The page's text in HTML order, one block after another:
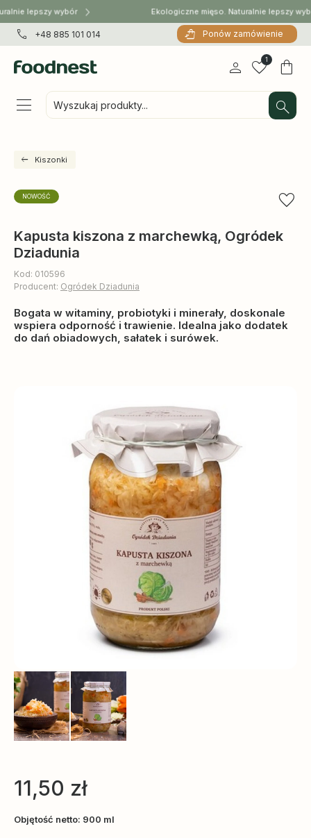
lepszy wybór Ekologiczne mięso. Naturalnie lepszy
+48 885 101 014 Ponów zamówienie
Wyszukaj produkty...
1
Kiszonki
NOWOŚĆ
Kapusta kiszona z marchewką, Ogródek
Dziadunia
Kod: 010596
Producent: Ogródek Dziadunia
Bogata w witaminy, probiotyki i minerały, doskonale
wspiera odporność i trawienie. Idealna jako dodatek
do dań obiadowych, sałatek i surówek.
11,50 zł
Objętość netto: 900 ml